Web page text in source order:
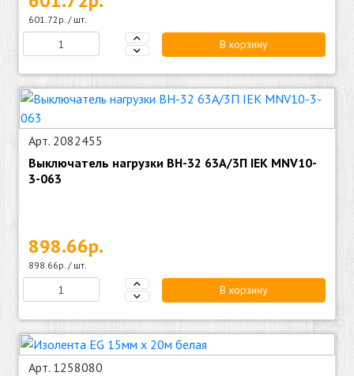
601.72р. / шт.
В корзину
Арт. 2082455
Выключатель нагрузки ВН-32 63А/3П IEK MNV10-
3-063
898.66р.
898.66р. / шт.
В корзину
Арт. 1258080